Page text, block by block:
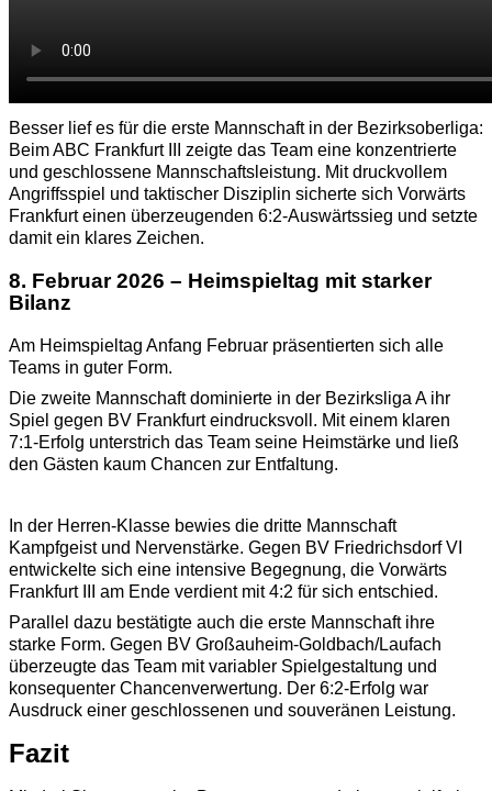
Besser lief es für die erste Mannschaft in der Bezirksoberliga:
Beim ABC Frankfurt III zeigte das Team eine konzentrierte
und geschlossene Mannschaftsleistung. Mit druckvollem
Angriffsspiel und taktischer Disziplin sicherte sich Vorwärts
Frankfurt einen überzeugenden 6:2-Auswärtssieg und setzte
damit ein klares Zeichen.
8. Februar 2026 – Heimspieltag mit starker
Bilanz
Am Heimspieltag Anfang Februar präsentierten sich alle
Teams in guter Form.
Die zweite Mannschaft dominierte in der Bezirksliga A ihr
Spiel gegen BV Frankfurt eindrucksvoll. Mit einem klaren
7:1-Erfolg unterstrich das Team seine Heimstärke und ließ
den Gästen kaum Chancen zur Entfaltung.
In der Herren-Klasse bewies die dritte Mannschaft
Kampfgeist und Nervenstärke. Gegen BV Friedrichsdorf VI
entwickelte sich eine intensive Begegnung, die Vorwärts
Frankfurt III am Ende verdient mit 4:2 für sich entschied.
Parallel dazu bestätigte auch die erste Mannschaft ihre
starke Form. Gegen BV Großauheim-Goldbach/Laufach
überzeugte das Team mit variabler Spielgestaltung und
konsequenter Chancenverwertung. Der 6:2-Erfolg war
Ausdruck einer geschlossenen und souveränen Leistung.
Fazit